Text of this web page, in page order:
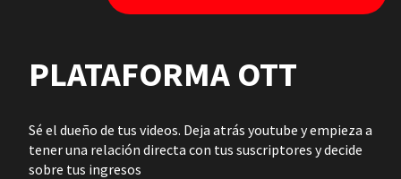
PLATAFORMA OTT
Sé el dueño de tus videos. Deja atrás youtube y empieza a
tener una relación directa con tus suscriptores y decide
sobre tus ingresos